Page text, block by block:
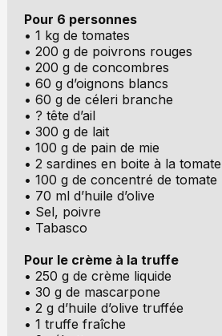
Pour 6 personnes
• 1 kg de tomates
• 200 g de poivrons rouges
• 200 g de concombres
• 60 g d’oignons blancs
• 60 g de céleri branche
• ? tête d’ail
• 300 g de lait
• 100 g de pain de mie
• 2 sardines en boite à la tomate
• 100 g de concentré de tomate
• 70 ml d’huile d’olive
• Sel, poivre
• Tabasco
Pour le crème à la truffe
• 250 g de crème liquide
• 30 g de mascarpone
• 2 g d’huile d’olive truffée
• 1 truffe fraîche